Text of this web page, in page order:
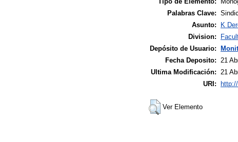
Palabras Clave:
Asunto:
K
Division:
Depósito de Usuario:
Fecha Deposito:
21
Ultima Modificación:
21
URI:
Ver Elemento